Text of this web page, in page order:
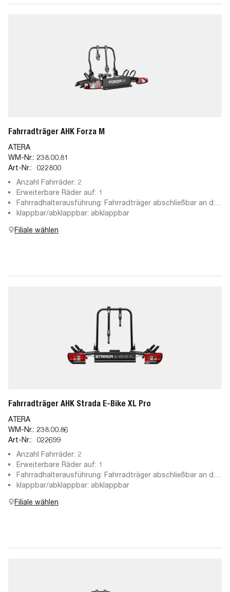
Fahrradträger AHK Forza M
ATERA
WM-Nr.: 238.00.81
Art-Nr.:
022800
Anzahl Fahrräder: 2
Erweiterbare Räder auf: 1
Fahrradhalterausführung: Fahrradträger abschließbar an der
Anhängekupplung, abschließbare Haltearme, abnehmbare
klappbar/abklappbar: abklappbar
Filiale wählen
Fahrradträger AHK Strada E-Bike XL Pro
ATERA
WM-Nr.: 238.00.86
Art-Nr.:
022699
Anzahl Fahrräder: 2
Erweiterbare Räder auf: 1
Fahrradhalterausführung: Fahrradträger abschließbar an der
Anhängekupplung, abschließbare Haltearme, abnehmbare
klappbar/abklappbar: abklappbar
Filiale wählen